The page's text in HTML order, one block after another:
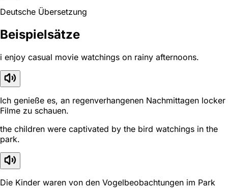
Deutsche Übersetzung
Beispielsätze
i enjoy casual movie watchings on rainy afternoons.
Ich genieße es, an regenverhangenen Nachmittagen locker
Filme zu schauen.
the children were captivated by the bird watchings in the
park.
Die Kinder waren von den Vogelbeobachtungen im Park